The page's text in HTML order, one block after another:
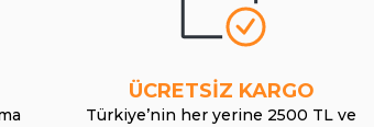
ÜCRETSİZ KARGO
Türkiye’nin her yerine 2500 TL ve